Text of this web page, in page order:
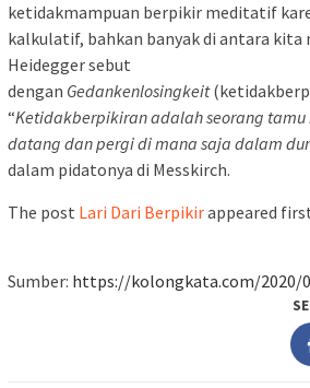
ketidakmampuan berpikir meditatif
kalkulatif, bahkan banyak di antara kita
Heidegger sebut
dengan Gedankenlosingkeit
“Ketidakberpikiran adalah seorang tamu
datang dan pergi di mana saja dalam
dalam pidatonya di Messkirch.
The post Lari Dari Berpikirappeared
Sumber: https://kolongkata.com/2020/